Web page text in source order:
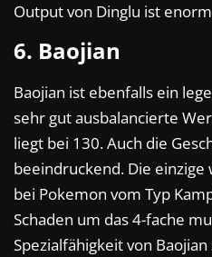
Output von Dinglu ist
6. Baojian
Baojian ist ebenfalls ein
sehr gut ausbalancierte
liegt bei 130. Auch die
beeindruckend. Die einzige
bei Pokemon vom Typ
Schaden um das 4-fache
Spezialfähigkeit von